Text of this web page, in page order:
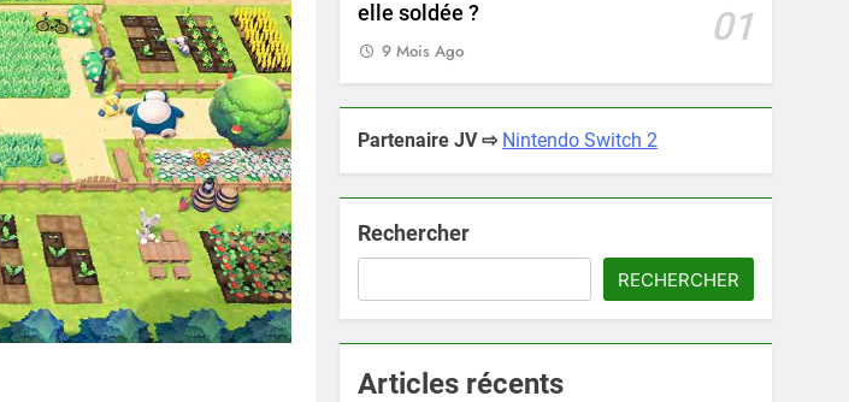
elle soldée ?
01
9 Mois Ago
Partenaire JV ⇨ Nintendo Switch 2
Rechercher
RECHERCHER
Articles récents